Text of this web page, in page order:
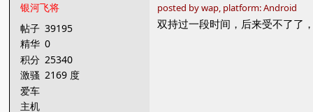
银河飞将
帖子 39195
精华 0
积分 25340
激骚 2169 度
爱车
主机
posted by wap, platform: Android
双持过一段时间，后来受不了了